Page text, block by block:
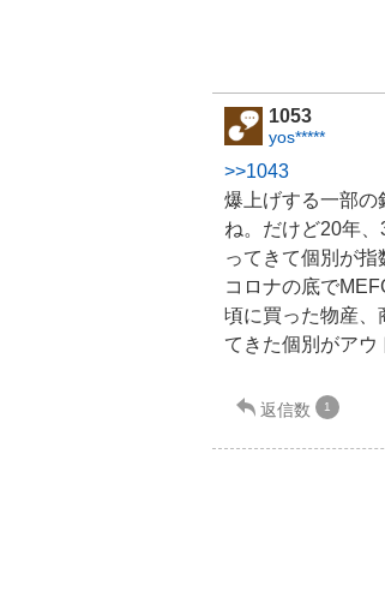
1053
yos*****
>>1043
爆上げする一部の
ね。だけど20年、
ってきて個別が指
コロナの底で
頃に買った物産、
てきた個別がアウ
返信数 1